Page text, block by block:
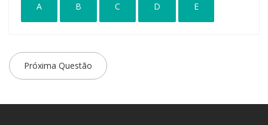
A B C D E
Próxima Questão